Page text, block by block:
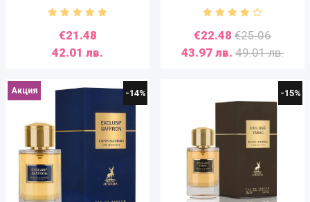
Legend Intense - 100 ml
€21.48
42.01 лв.
100 ml
€22.48 €25.06
43.97 лв. 49.01 лв.
-14%
Акция -15%